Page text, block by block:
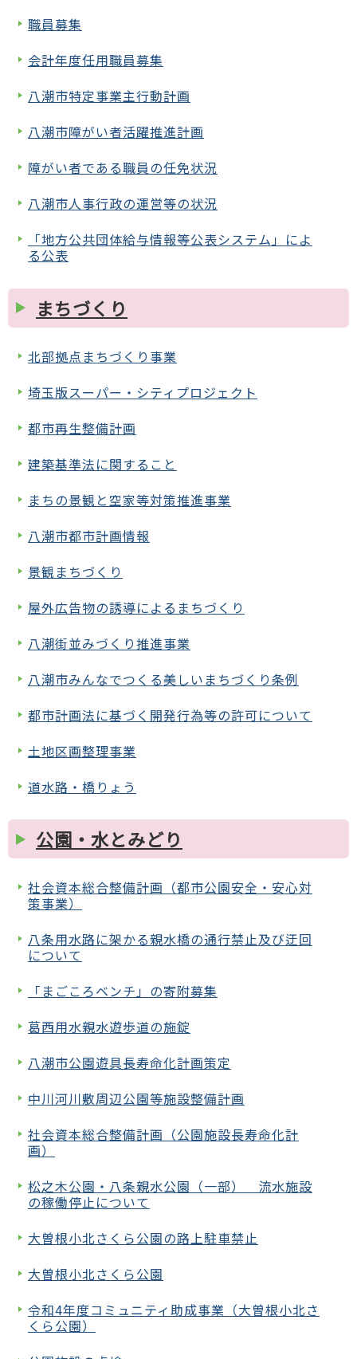
職員募集
会計年度任用職員募集
八潮市特定事業主行動計画
八潮市障がい者活躍推進計画
障がい者である職員の任免状況
八潮市人事行政の運営等の状況
「地方公共団体給与情報等公表システム」によ
る公表
まちづくり
北部拠点まちづくり事業
埼玉版スーパー・シティプロジェクト
都市再生整備計画
建築基準法に関すること
まちの景観と空家等対策推進事業
八潮市都市計画情報
景観まちづくり
屋外広告物の誘導によるまちづくり
八潮街並みづくり推進事業
八潮市みんなでつくる美しいまちづくり条例
都市計画法に基づく開発行為等の許可について
土地区画整理事業
道水路・橋りょう
公園・水とみどり
社会資本総合整備計画（都市公園安全・安心対
策事業）
八条用水路に架かる親水橋の通行禁止及び迂回
について
「まごころベンチ」の寄附募集
葛西用水親水遊歩道の施錠
八潮市公園遊具長寿命化計画策定
中川河川敷周辺公園等施設整備計画
社会資本総合整備計画（公園施設長寿命化計
画）
松之木公園・八条親水公園（一部） 流水施設
の稼働停止について
大曽根小北さくら公園の路上駐車禁止
大曽根小北さくら公園
令和4年度コミュニティ助成事業（大曽根小北さ
くら公園）